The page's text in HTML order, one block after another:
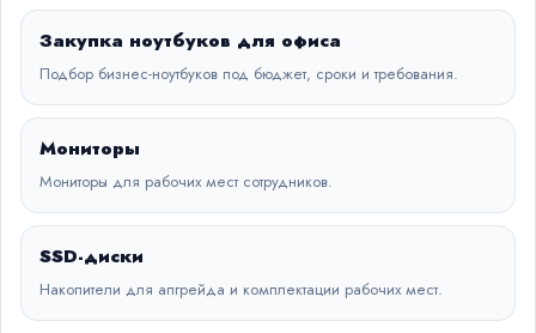
Закупка ноутбуков для офиса
Подбор бизнес-ноутбуков под бюджет, сроки и требования.
Мониторы
Мониторы для рабочих мест сотрудников.
SSD-диски
Накопители для апгрейда и комплектации рабочих мест.